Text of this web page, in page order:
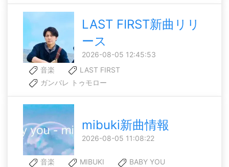
LAST FIRST新曲リリ
ース
2026-08-05 12:45:53
音楽
LAST FIRST
ガンバレ トゥモロー
mibuki新曲情報
2026-08-05 11:08:22
音楽 MIBUKI BABY YOU